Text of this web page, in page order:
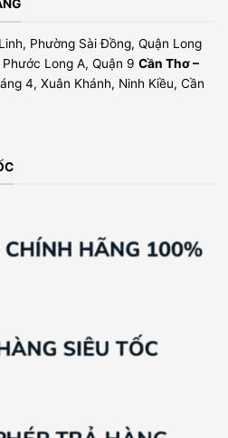
Phường Sài Đồng, Quận Long
Long A, Quận 9 Cần Thơ –
4, Xuân Khánh, Ninh Kiều, Cần